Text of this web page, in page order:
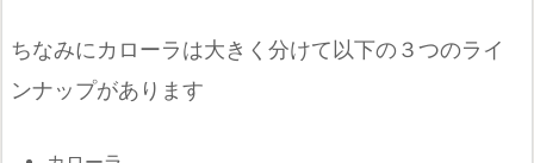
ちなみにカローラは大きく分けて以下の３つのライ
ンナップがあります